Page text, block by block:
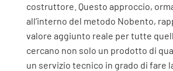
costruttore. Questo approccio,
all’interno del metodo Nobento,
valore aggiunto reale per tutte
cercano non solo un prodotto di
un servizio tecnico in grado di fare